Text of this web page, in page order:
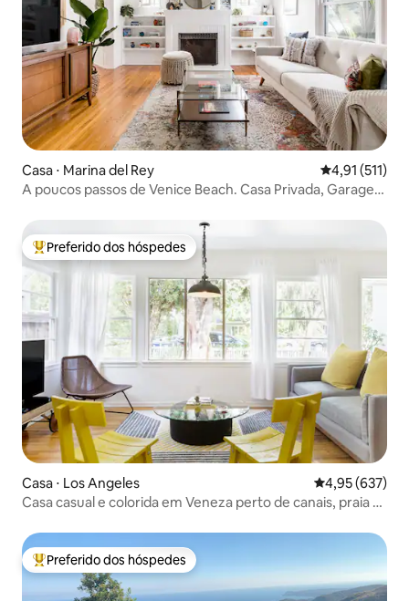
Casa ⋅ Marina del Rey 4,91 de uma
4,91 (511)
A poucos passos de Venice Beach. Casa Privada, Garagem
Entre os melhores preferidos dos hóspedes
Preferido dos hóspedes
Casa ⋅ Los Angeles 4,95 de uma
4,95 (637)
Casa casual e colorida em Veneza perto de canais, praia e
Entre os melhores preferidos dos hóspedes
Preferido dos hóspedes